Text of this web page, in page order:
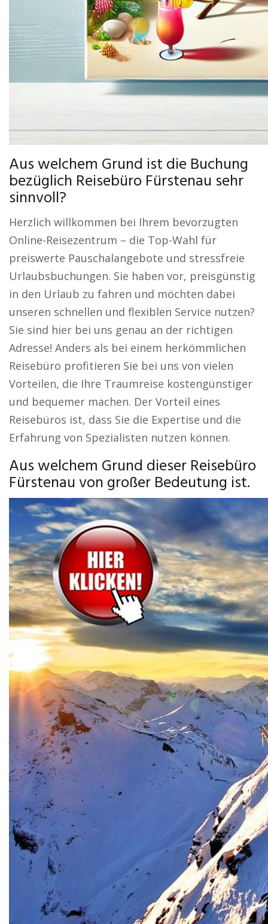
Aus welchem Grund ist die Buchung
bezüglich Reisebüro Fürstenau sehr
sinnvoll?
Herzlich willkommen bei Ihrem bevorzugten
Online-Reisezentrum – die Top-Wahl für
preiswerte Pauschalangebote und stressfreie
Urlaubsbuchungen. Sie haben vor, preisgünstig
in den Urlaub zu fahren und möchten dabei
unseren schnellen und flexiblen Service nutzen?
Sie sind hier bei uns genau an der richtigen
Adresse! Anders als bei einem herkömmlichen
Reisebüro profitieren Sie bei uns von vielen
Vorteilen, die Ihre Traumreise kostengünstiger
und bequemer machen. Der Vorteil eines
Reisebüros ist, dass Sie die Expertise und die
Erfahrung von Spezialisten nutzen können.
Aus welchem Grund dieser Reisebüro
Fürstenau von großer Bedeutung ist.